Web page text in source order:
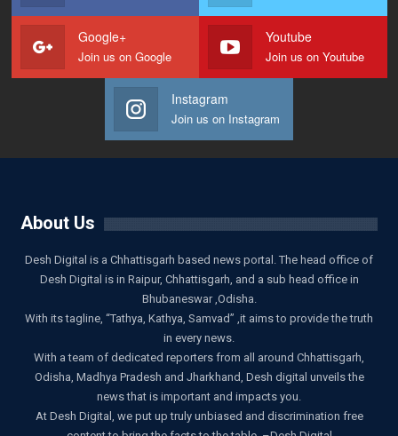
Google+
Join us on Google
Youtube
Join us on Youtube
Instagram
Join us on Instagram
About Us
Desh Digital is a Chhattisgarh based news portal. The head office of
Desh Digital is in Raipur, Chhattisgarh, and a sub head office in
Bhubaneswar ,Odisha.
With its tagline, “Tathya, Kathya, Samvad” ,it aims to provide the truth
in every news.
With a team of dedicated reporters from all around Chhattisgarh,
Odisha, Madhya Pradesh and Jharkhand, Desh digital unveils the
news that is important and impacts you.
At Desh Digital, we put up truly unbiased and discrimination free